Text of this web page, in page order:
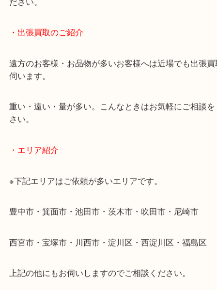
物を整理するケースは年々増加しています。
当店ではそういったお困りの方からのご依頼も大歓
使わないものを売りたいけど値段がつくかわから
そんなときはお気軽に下記フォームより出張買取を
ださい。
・出張買取のご紹介
遠方のお客様・お品物が多いお客様へは近場でも出
さい。
・エリア紹介